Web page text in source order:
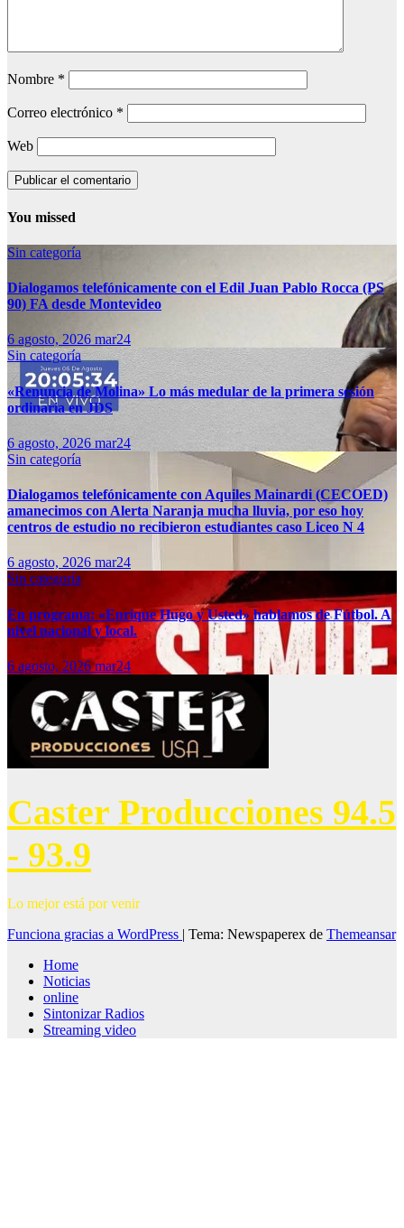
Nombre *
Correo electrónico *
Web
You missed
Sin categoría
Dialogamos telefónicamente con el Edil Juan Pablo Rocca (PS
90) FA desde Montevideo
6 agosto, 2026 mar24
Sin categoría
«Renuncia de Molina» Lo más medular de la primera sesión
ordinaria en JDS
6 agosto, 2026 mar24
Sin categoría
Dialogamos telefónicamente con Aquiles Mainardi (CECOED)
amanecimos con Alerta Naranja mucha lluvia, por eso hoy
centros de estudio no recibieron estudiantes caso Liceo N 4
6 agosto, 2026 mar24
Sin categoría
En programa: «Enrique Hugo y Usted» hablamos de Fútbol. A
nivel nacional y local.
6 agosto, 2026mar24
Caster Producciones 94.5
- 93.9
Lo mejor está por venir
Funciona gracias a WordPress | Tema: Newspaperex de Themeansar
Home
Noticias
online
Sintonizar Radios
Streaming video